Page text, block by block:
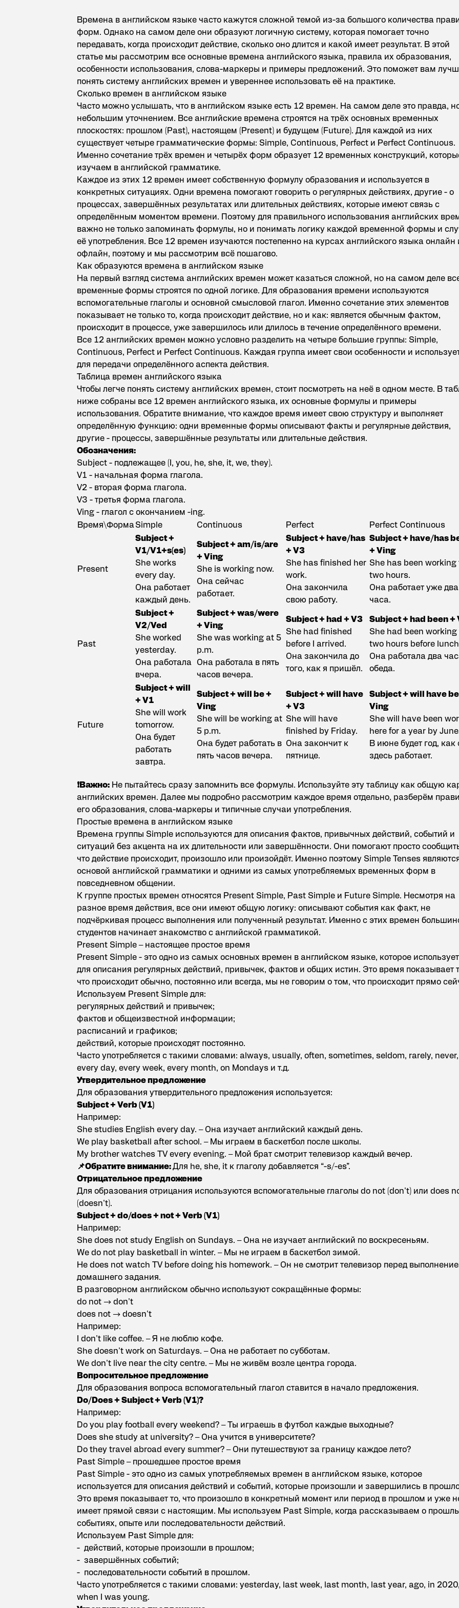
Времена в английском языке часто кажутся сложной темой из-за большого количества
форм. Однако на самом деле они образуют логичную систему, которая помогает точно
передавать, когда происходит действие, сколько оно длится и какой имеет результат. В этой
статье мы рассмотрим все основные времена английского языка, правила их образования,
особенности использования, слова-маркеры и примеры предложений. Это поможет вам
понять систему английских времен и увереннее использовать её на практике.
Сколько времен в английском языке
Часто можно услышать, что в английском языке есть 12 времен. На самом деле это правда,
небольшим уточнением. Все английские времена строятся на трёх основных временных
плоскостях: прошлом (Past), настоящем (Present) и будущем (Future). Для каждой из них
существует четыре грамматические формы: Simple, Continuous, Perfect и Perfect Continuous.
Именно сочетание трёх времен и четырёх форм образует 12 временных конструкций,
изучаем в английской грамматике.
Каждое из этих 12 времен имеет собственную формулу образования и используется в
конкретных ситуациях. Одни времена помогают говорить о регулярных действиях, другие - о
процессах, завершённых результатах или длительных действиях, которые имеют связь с
определённым моментом времени. Поэтому для правильного использования английских
важно не только запоминать формулы, но и понимать логику каждой временной формы и
её употребления. Все 12 времен изучаются постепенно на курсах английского языка онлайн
офлайн, поэтому и мы рассмотрим всё пошагово.
Как образуются времена в английском языке
На первый взгляд система английских времен может казаться сложной, но на самом деле
временные формы строятся по одной логике. Для образования времени используются
вспомогательные глаголы и основной смысловой глагол. Именно сочетание этих элементов
показывает не только то, когда происходит действие, но и как: является обычным фактом,
происходит в процессе, уже завершилось или длилось в течение определённого времени.
Все 12 английских времен можно условно разделить на четыре большие группы: Simple,
Continuous, Perfect и Perfect Continuous. Каждая группа имеет свои особенности и
для передачи определённого аспекта действия.
Таблица времен английского языка
Чтобы легче понять систему английских времен, стоит посмотреть на неё в одном месте. В
ниже собраны все 12 времен английского языка, их основные формулы и примеры
использования. Обратите внимание, что каждое время имеет свою структуру и выполняет
определённую функцию: одни временные формы описывают факты и регулярные действия,
другие - процессы, завершённые результаты или длительные действия.
Обозначения:
Subject - подлежащее (I, you, he, she, it, we, they).
V1 - начальная форма глагола.
V2 - вторая форма глагола.
V3 - третья форма глагола.
Ving - глагол с окончанием -ing.
Время\Форма Simple Continuous Perfect Perfect Continuous
Present
Subject +
V1/V1+s(es)
She works
every day.
Она работает
каждый день.
Subject + am/is/are
+ Ving
She is working now.
Она сейчас
работает.
Subject + have/has
+ V3
She has finished her
work.
Она закончила
свою работу.
Subject + have/has
+ Ving
She has been working
two hours.
Она работает уже два
часа.
Past
Subject +
V2/Ved
She worked
yesterday.
Она работала
вчера.
Subject + was/were
+ Ving
She was working at 5
p.m.
Она работала в пять
часов вечера.
Subject + had + V3
She had finished
before I arrived.
Она закончила до
того, как я пришёл.
Subject + had been +
She had been working
two hours before
Она работала два
обеда.
Future
Subject + will
+ V1
She will work
tomorrow.
Она будет
работать
завтра.
Subject + will be +
Ving
She will be working at
5 p.m.
Она будет работать в
пять часов вечера.
Subject + will have
+ V3
She will have
finished by Friday.
Она закончит к
пятнице.
Subject + will have
Ving
She will have been
here for a year by
В июне будет год, как
здесь работает.
❗️Важно: Не пытайтесь сразу запомнить все формулы. Используйте эту таблицу как общую
английских времен. Далее мы подробно рассмотрим каждое время отдельно, разберём
его образования, слова-маркеры и типичные случаи употребления.
Простые времена в английском языке
Времена группы Simple используются для описания фактов, привычных действий, событий и
ситуаций без акцента на их длительности или завершённости. Они помогают просто
что действие происходит, произошло или произойдёт. Именно поэтому Simple Tenses
основой английской грамматики и одними из самых употребляемых временных форм в
повседневном общении.
К группе простых времен относятся Present Simple, Past Simple и Future Simple. Несмотря на
разное время действия, все они имеют общую логику: описывают события как факт, не
подчёркивая процесс выполнения или полученный результат. Именно с этих времен
студентов начинает знакомство с английской грамматикой.
Present Simple – настоящее простое время
Present Simple - это одно из самых основных времен в английском языке, которое
для описания регулярных действий, привычек, фактов и общих истин. Это время показывает
что происходит обычно, постоянно или всегда, мы не говорим о том, что происходит прямо
Используем Present Simple для:
регулярных действий и привычек;
фактов и общеизвестной информации;
расписаний и графиков;
действий, которые происходят постоянно.
Часто употребляется с такими словами: always, usually, often, sometimes, seldom, rarely, never,
every day, every week, every month, on Mondays и т.д.
Утвердительное предложение
Для образования утвердительного предложения используется:
Subject + Verb (V1)
Например:
She studies English every day. – Она изучает английский каждый день.
We play basketball after school. – Мы играем в баскетбол после школы.
My brother watches TV every evening. – Мой брат смотрит телевизор каждый вечер.
📌Обратите внимание:Для he, she, it к глаголу добавляется “-s/-es”.
Отрицательное предложение
Для образования отрицания используются вспомогательные глаголы do not (don't) или does
(doesn't).
Subject + do/does + not + Verb (V1)
Например:
She does not study English on Sundays. – Она не изучает английский по воскресеньям.
We do not play basketball in winter. – Мы не играем в баскетбол зимой.
He does not watch TV before doing his homework. – Он не смотрит телевизор перед
домашнего задания.
В разговорном английском обычно используют сокращённые формы:
do not → don't
does not → doesn't
Например:
I don't like coffee. – Я не люблю кофе.
She doesn't work on Saturdays. – Она не работает по субботам.
We don't live near the city centre. – Мы не живём возле центра города.
Вопросительное предложение
Для образования вопроса вспомогательный глагол ставится в начало предложения.
Do/Does + Subject + Verb (V1)?
Например:
Do you play football every weekend? – Ты играешь в футбол каждые выходные?
Does she study at university? – Она учится в университете?
Do they travel abroad every summer? – Они путешествуют за границу каждое лето?
Past Simple – прошедшее простое время
Past Simple - это одно из самых употребляемых времен в английском языке, которое
используется для описания действий и событий, которые произошли и завершились в
Это время показывает то, что произошло в конкретный момент или период в прошлом и уже
имеет прямой связи с настоящим. Мы используем Past Simple, когда рассказываем о
событиях, опыте или последовательности действий.
Используем Past Simple для:
- действий, которые произошли в прошлом;
- завершённых событий;
- последовательности событий в прошлом.
Часто употребляется с такими словами: yesterday, last week, last month, last year, ago, in 2020,
when I was young.